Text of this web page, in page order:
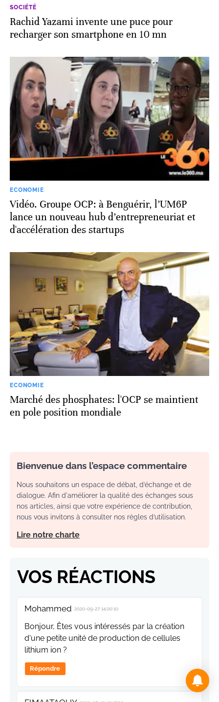
SOCIÉTÉ
Rachid Yazami invente une puce pour
recharger son smartphone en 10 mn
ECONOMIE
Vidéo. Groupe OCP: à Benguérir, l’UM6P
lance un nouveau hub d’entrepreneuriat et
d'accélération des startups
ECONOMIE
Marché des phosphates: l'OCP se maintient
en pole position mondiale
Bienvenue dans l’espace commentaire
Nous souhaitons un espace de débat, d’échange et de
dialogue. Afin d'améliorer la qualité des échanges sous
nos articles, ainsi que votre expérience de contribution,
nous vous invitons à consulter nos règles d’utilisation.
Lire notre charte
VOS RÉACTIONS
Mohammed 2020-09-27 14:00:10
Bonjour, Êtes vous intéressés par la création
d'une petite unité de production de cellules
lithium ion ?
Répondre